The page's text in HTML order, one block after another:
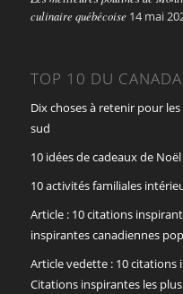
culinaire québécoise 14 mai
TOP 10 DU
Dix choses à retenir pour
sud
10 idées de cadeaux de
10 activités familiales
Article : 10 citations
inspirantes canadiennes
Article vedette : 10
Citations inspirantes les